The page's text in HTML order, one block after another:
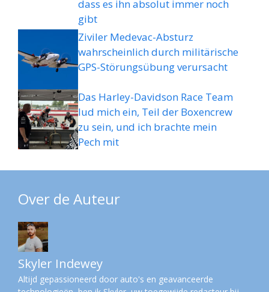
dass es ihn absolut immer noch
gibt
Ziviler Medevac-Absturz
wahrscheinlich durch militärische
GPS-Störungsübung verursacht
Das Harley-Davidson Race Team
lud mich ein, Teil der Boxencrew
zu sein, und ich brachte mein
Pech mit
Over de Auteur
Skyler Indewey
Altijd gepassioneerd door auto's en geavanceerde